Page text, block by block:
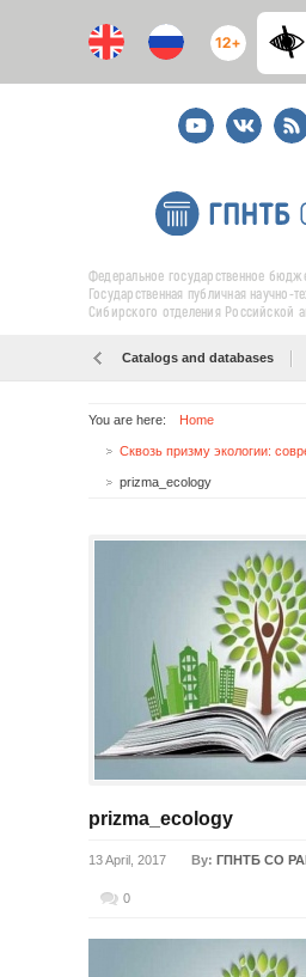
12+
YoutubeВКонтакте
RSS
Федеральное государственное
Государственная публичная научно-
Сибирского отделения Российской
Catalogs and databases
You are here: Home
Сквозь призму экологии:
prizma_ecology
prizma_ecology
13 April, 2017 By: ГПНТБ СО
0